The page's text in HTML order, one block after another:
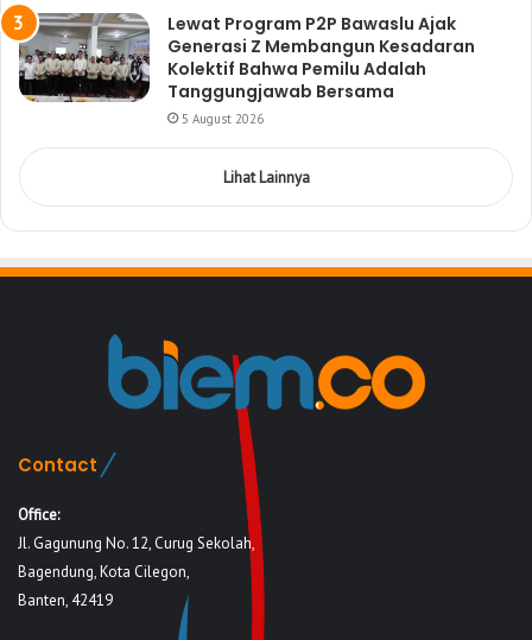
Lewat Program P2P Bawaslu Ajak
Generasi Z Membangun Kesadaran
Kolektif Bahwa Pemilu Adalah
Tanggungjawab Bersama
5 August 2026
Lihat Lainnya
Contact
Office:
Jl. Gagunung No. 12, Curug Sekolah,
Bagendung, Kota Cilegon,
Banten, 42419